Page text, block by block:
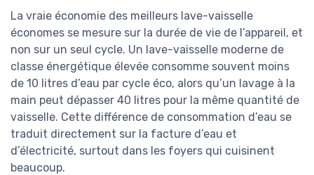
La vraie économie des meilleurs lave-vaisselle
économes se mesure sur la durée de vie de l’appareil, et
non sur un seul cycle. Un lave-vaisselle moderne de
classe énergétique élevée consomme souvent moins
de 10 litres d’eau par cycle éco, alors qu’un lavage à la
main peut dépasser 40 litres pour la même quantité de
vaisselle. Cette différence de consommation d’eau se
traduit directement sur la facture d’eau et
d’électricité, surtout dans les foyers qui cuisinent
beaucoup.